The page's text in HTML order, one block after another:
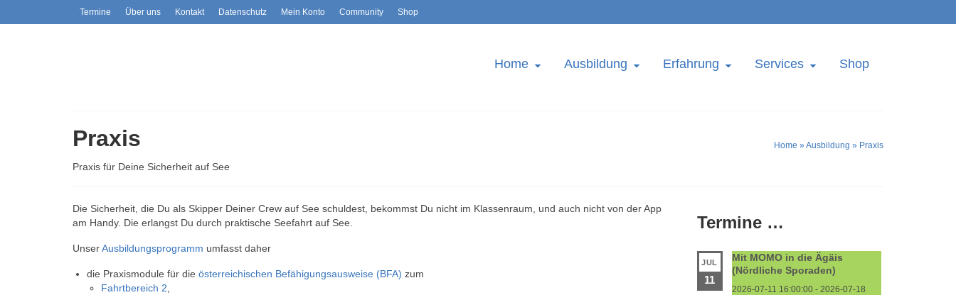
Termine Über uns Kontakt Datenschutz Mein Konto Community Shop
Home Ausbildung Erfahrung Services Shop
Praxis Home » Ausbildung » Praxis
Praxis für Deine Sicherheit auf See
Die Sicherheit, die Du als Skipper Deiner Crew auf See schuldest, bekommst Du nicht im Klassenraum, und auch nicht von der App
am Handy. Die erlangst Du durch praktische Seefahrt auf See.
UnserAusbildungsprogramm umfasst daher
die Praxismodule für die österreichischen Befähigungsausweise (BFA) zum
Fahrtbereich 2
Termine …
JUL
11
Mit MOMO in die Ägäis
(Nördliche Sporaden)
2026-07-11 16:00:00 - 2026-07-18